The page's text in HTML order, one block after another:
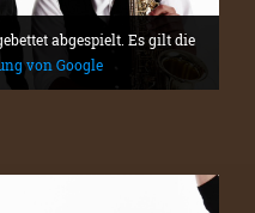
abgespielt. Es gilt die
von Google